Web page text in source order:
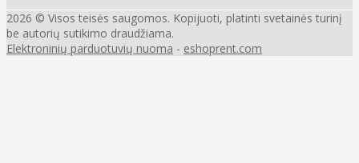
2026 © Visos teisės saugomos. Kopijuoti, platinti svetainės turinį
be autorių sutikimo draudžiama.
Elektroninių parduotuvių nuoma - eshoprent.com